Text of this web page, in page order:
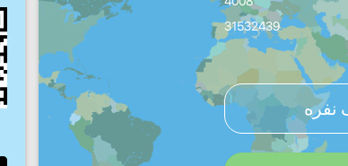
31532439
نفره